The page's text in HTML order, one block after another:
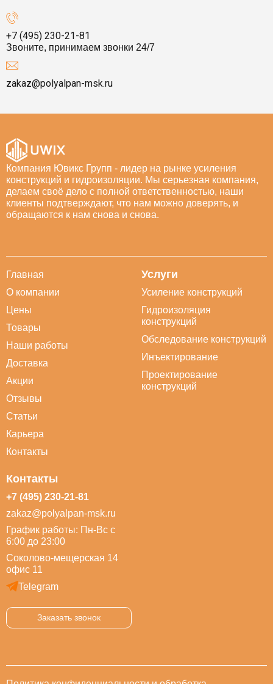
+7 (495) 230-21-81
Звоните, принимаем звонки 24/7
zakaz@polyalpan-msk.ru
Компания Ювикс Групп - лидер на рынке усиления
конструкций и гидроизоляции. Мы серьезная компания,
делаем своё дело с полной ответственностью, наши
клиенты подтверждают, что нам можно доверять, и
обращаются к нам снова и снова.
Главная
О компании
Цены
Товары
Наши работы
Доставка
Акции
Отзывы
Статьи
Карьера
Контакты
Услуги
Усиление конструкций
Гидроизоляция
конструкций
Обследование конструкций
Инъектирование
Проектирование
конструкций
Контакты
+7 (495) 230-21-81
zakaz@polyalpan-msk.ru
График работы: Пн-Вс с
6:00 до 23:00
Соколово-мещерская 14
офис 11
Telegram
Заказать звонок